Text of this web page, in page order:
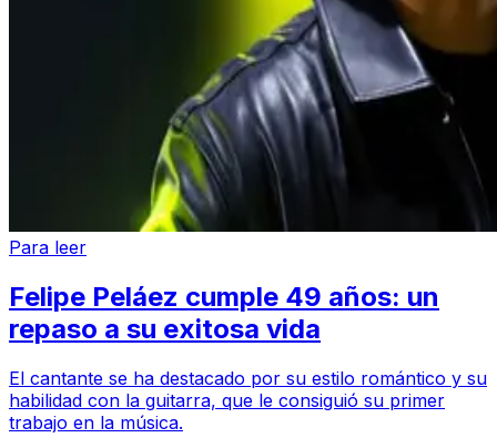
Para leer
Felipe Peláez cumple 49 años: un
repaso a su exitosa vida
El cantante se ha destacado por su estilo romántico y su
habilidad con la guitarra, que le consiguió su primer
trabajo en la música.